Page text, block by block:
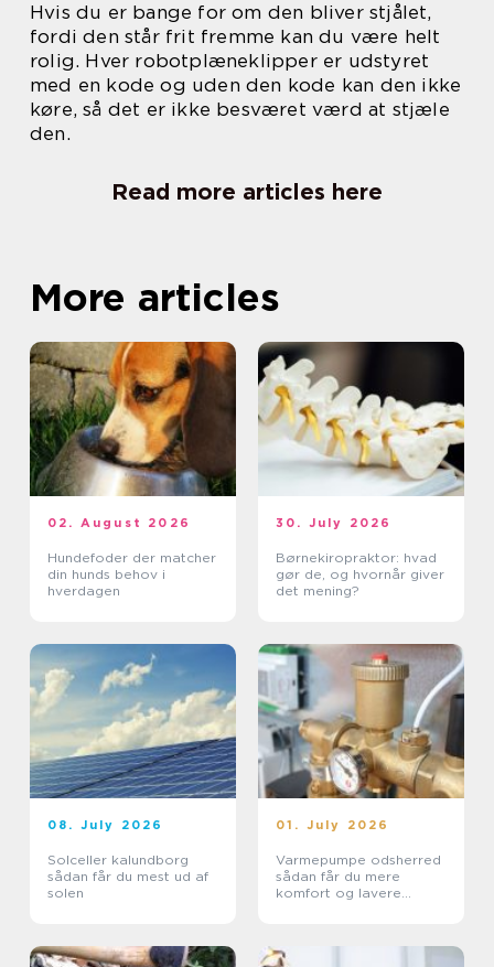
Hvis du er bange for om den bliver stjålet,
fordi den står frit fremme kan du være helt
rolig. Hver robotplæneklipper er udstyret
med en kode og uden den kode kan den ikke
køre, så det er ikke besværet værd at stjæle
den.
Read more articles here
More articles
02. August 2026
Hundefoder der matcher
din hunds behov i
hverdagen
30. July 2026
Børnekiropraktor: hvad
gør de, og hvornår giver
det mening?
08. July 2026
Solceller kalundborg
sådan får du mest ud af
solen
01. July 2026
Varmepumpe odsherred
sådan får du mere
komfort og lavere